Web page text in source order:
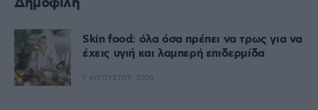
Skin food: όλα όσα πρέπει να τρως για να
έχεις υγιή και λαμπερή επιδερμίδα
7 ΑΥΓΟΎΣΤΟΥ, 2026